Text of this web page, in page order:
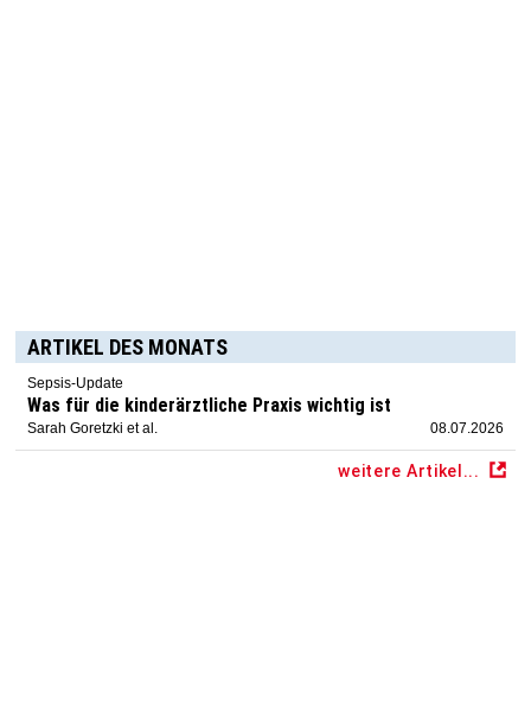
ARTIKEL DES MONATS
Sepsis-Update
Was für die kinderärztliche Praxis wichtig ist
Sarah Goretzki et al. 08.07.2026
weitere Artikel...